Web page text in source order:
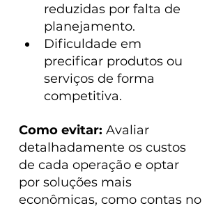
reduzidas por falta de
planejamento.
Dificuldade em
precificar produtos ou
serviços de forma
competitiva.
Como evitar: Avaliar
detalhadamente os custos
de cada operação e optar
por soluções mais
econômicas, como contas no